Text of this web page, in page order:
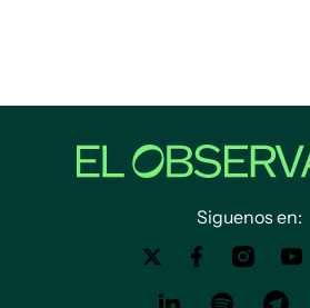
Siguenos en: